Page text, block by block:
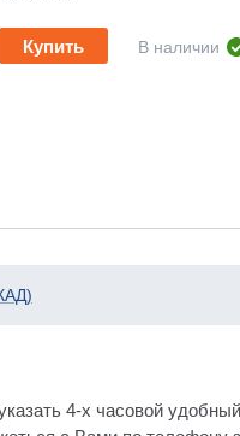
Купить В наличии
4-х часовой